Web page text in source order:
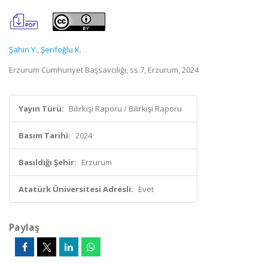
Şahin Y.,Şerifoğlu K.
Erzurum Cumhuriyet Başsavcılığı, ss.7, Erzurum, 2024
Yayın Türü: Bilirkişi Raporu / Bilirkişi Raporu
Basım Tarihi: 2024
Basıldığı Şehir: Erzurum
Atatürk Üniversitesi Adresli: Evet
Paylaş